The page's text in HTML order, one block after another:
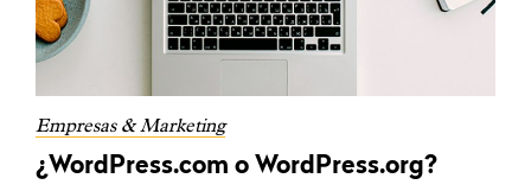
Empresas & Marketing
¿WordPress.com o WordPress.org?